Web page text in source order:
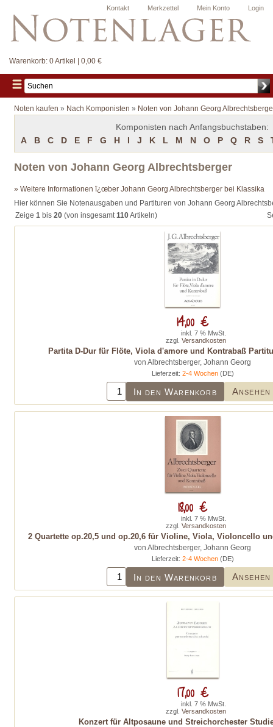
Login
Mein Konto
Merkzettel
Kontakt
Warenkorb: 0 Artikel | 0,00 €
Noten kaufen » Nach Komponisten » Noten von Johann Georg
Komponisten nach Anfangsbuchstaben:
A
B C D E F G H I J K L M N O P Q R S
Noten von Johann Georg Albrechtsberger
» Weitere Informationen ï¿œber Johann Georg Albrechtsberger bei Klassika
Hier können Sie Notenausgaben und Partituren von Johann Georg
Zeige 1 bis 20 (von insgesamt110Artikeln)
Partita D-Dur für Flöte, Viola d'amore und Kontrabaß
von Albrechtsberger, Johann Georg
Lieferzeit: 2-4 Wochen(DE)
In den Warenkorb Ansehen
14,00 €
inkl. 7 % MwSt.
zzgl. Versandkosten
2 Quartette op.20,5 und op.20,6 für Violine, Viola, Violoncello
von Albrechtsberger, Johann Georg
Lieferzeit: 2-4 Wochen(DE)
In den Warenkorb Ansehen
18,00 €
inkl. 7 % MwSt.
zzgl. Versandkosten
Konzert für Altposaune und Streichorchester
17,00 €
inkl. 7 % MwSt.
zzgl. Versandkosten